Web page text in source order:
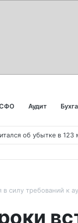
Аудит
в силу требований к